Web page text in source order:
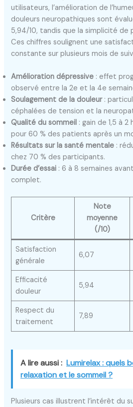
utilisateurs, l’amélioration de
douleurs neuropathiques sont
5,94/10, tandis que la simplicité de
Ces chiffres soulignent une
constante sur plusieurs mois de
Amélioration dépressive : effet
observé entre la 2e et la 4e
Soulagement de la douleur:
céphalées de tension et la
Qualité du sommeil : gain de 1,5 à
pour 60 % des patients après un
Résultats sur la santé mentale :
chez 70 % des participants.
Durée d’essai : 6 à 8 semaines
complet.
Critère
Note
moyenne
(/10)
Satisfaction
générale
6,07
Efficacité
douleur
5,94
Respect du
traitement
7,89
A lire aussi : Lumirelax : quels
relaxation et le sommeil ?
Plusieurs cas illustrent l’intérêt du